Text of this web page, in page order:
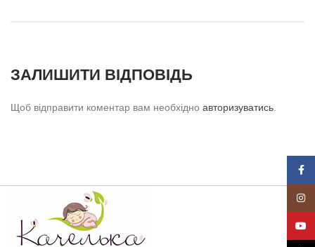
ЗАЛИШИТИ ВІДПОВІДЬ
Щоб відправити коментар вам необхідно авторизуватись.